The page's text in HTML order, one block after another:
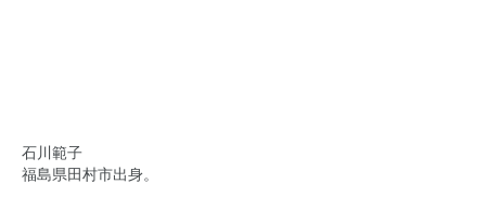
石川範子
福島県田村市出身。